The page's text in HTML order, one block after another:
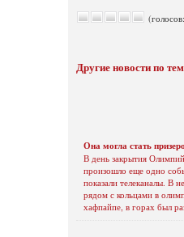
Другие новости по
Она могла стать
В день закрытия
произошло еще одно
показали телеканалы. В
рядом с кольцами в
хафпайпе, в горах был